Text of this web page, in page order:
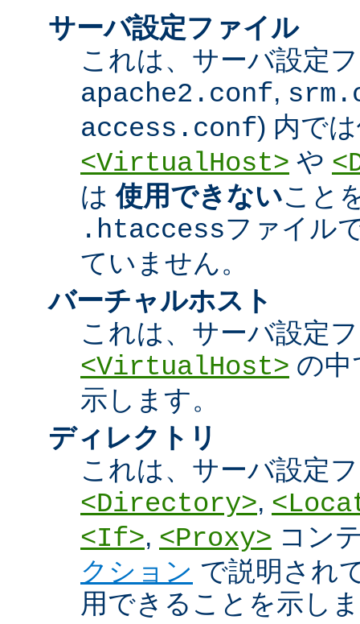
サーバ設定ファイル
これは、サーバ設定
apache2.conf,
access.conf) 内で
<VirtualHost> や
は使用できないこと
.htaccessファイル
ていません。
バーチャルホスト
これは、サーバ設定
<VirtualHost> の中
示します。
ディレクトリ
これは、サーバ設定
<Directory>,
<If>, <Proxy> コン
クション で説明され
用できることを示し